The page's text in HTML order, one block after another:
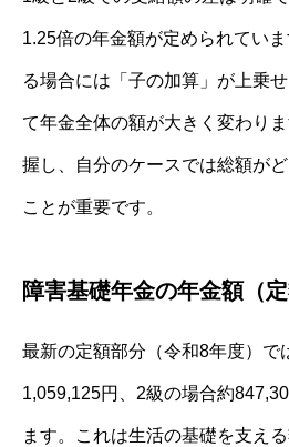
1.25倍の年金額が定められてい
る場合には「子の加算」が上乗
て年金全体の額が大きく変わり
握し、自分のケースでは総額が
ことが重要です。
障害基礎年金の年金額（定
最新の定額部分（令和8年度）で
1,059,125円、2級の場合約
ます。これは生活の基礎を支え